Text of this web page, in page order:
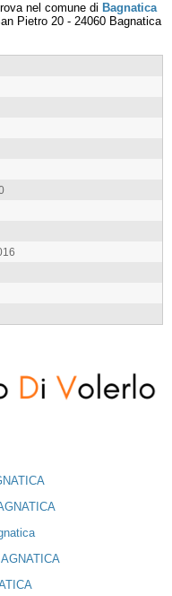
nel comune di Bagnatica
Pietro 20 - 24060 Bagnatica